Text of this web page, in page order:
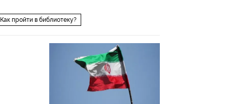
Как пройти в библиотеку?